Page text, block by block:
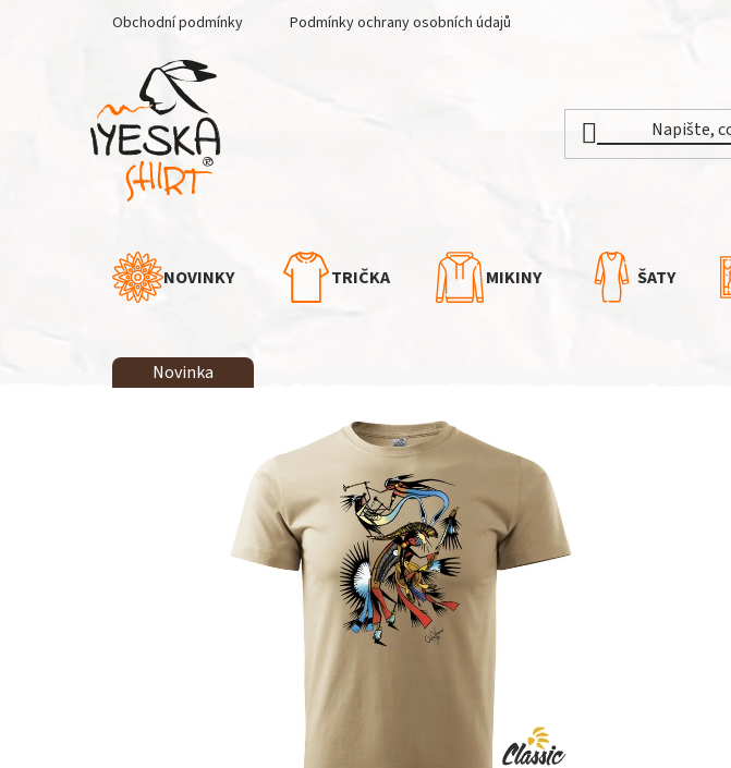
Obchodní podmínky Podmínky ochrany osobních údajů
NOVINKY TRIČKA MIKINY ŠATY
Novinka